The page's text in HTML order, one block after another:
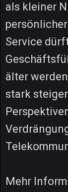
als kleiner
Service
älter
stark
Mehr